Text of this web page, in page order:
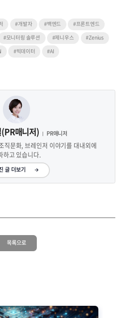
#개발자 #백엔드
#프론트엔드
#모니터링 솔루션 #제니우스
#Zenius
#빅데이터 #AI
매니저) PR매니저
직문화, 브레인저 이야기를 대내외에
하고 있습니다.
글 더보기
목록으로